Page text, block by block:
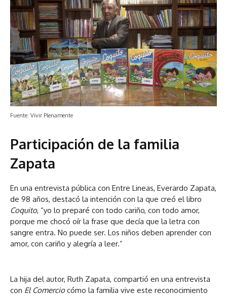
Fuente: Vivir Plenamente
Participación de la familia
Zapata
En una entrevista pública con Entre Lineas, Everardo Zapata,
de 98 años, destacó la intención con la que creó el libro
Coquito, “yo lo preparé con todo cariño, con todo amor,
porque me chocó oír la frase que decía que la letra con
sangre entra. No puede ser. Los niños deben aprender con
amor, con cariño y alegría a leer.”
La hija del autor, Ruth Zapata, compartió en una entrevista
con El Comerciocómo la familia vive este reconocimiento